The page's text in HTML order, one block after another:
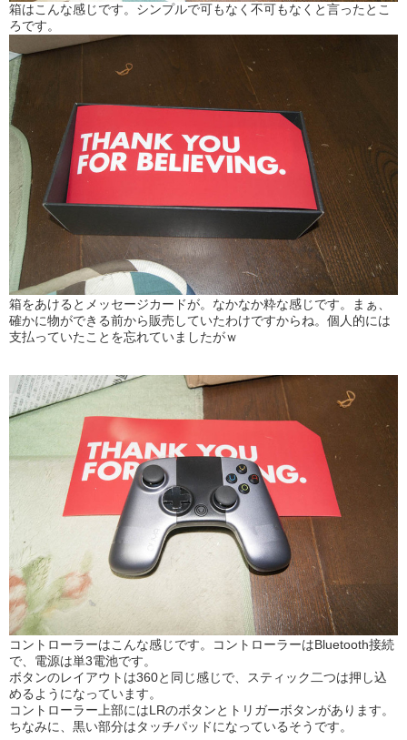
箱はこんな感じです。シンプルで可もなく不可もなくと言ったとこ
ろです。
箱をあけるとメッセージカードが。なかなか粋な感じです。まぁ、
確かに物ができる前から販売していたわけですからね。個人的には
支払っていたことを忘れていましたがｗ
コントローラーはこんな感じです。コントローラーはBluetooth接続
で、電源は単3電池です。
ボタンのレイアウトは360と同じ感じで、スティック二つは押し込
めるようになっています。
コントローラー上部にはLRのボタンとトリガーボタンがあります。
ちなみに、黒い部分はタッチパッドになっているそうです。